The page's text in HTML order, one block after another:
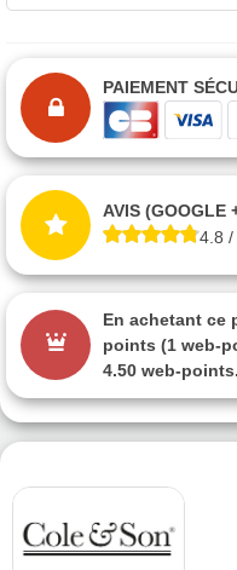
PAIEMENT
AVIS (GOOGLE
4.8 /
En achetant ce
points (1 web-
4.50 web-points.